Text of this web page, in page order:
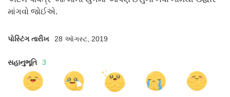
માંગવો જોઈએ.
પોસ્ટિંગ તારીખ 28 ઑગસ્ટ, 2019
સહાનુભૂતિ 3